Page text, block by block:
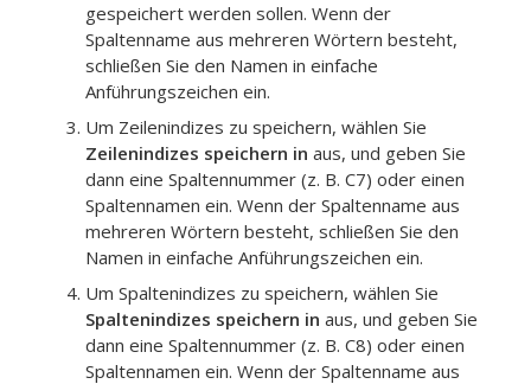
gespeichert werden sollen. Wenn der
Spaltenname aus mehreren Wörtern besteht,
schließen Sie den Namen in einfache
Anführungszeichen ein.
Um Zeilenindizes zu speichern, wählen Sie
Zeilenindizes speichern in aus, und geben Sie
dann eine Spaltennummer (z. B. C7) oder einen
Spaltennamen ein. Wenn der Spaltenname aus
mehreren Wörtern besteht, schließen Sie den
Namen in einfache Anführungszeichen ein.
Um Spaltenindizes zu speichern, wählen Sie
Spaltenindizes speichern in aus, und geben Sie
dann eine Spaltennummer (z. B. C8) oder einen
Spaltennamen ein. Wenn der Spaltenname aus